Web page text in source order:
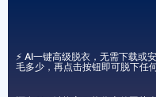
⚡ AI一键高级脱衣，无需下载或
毛多少，再点击按钮即可脱下任